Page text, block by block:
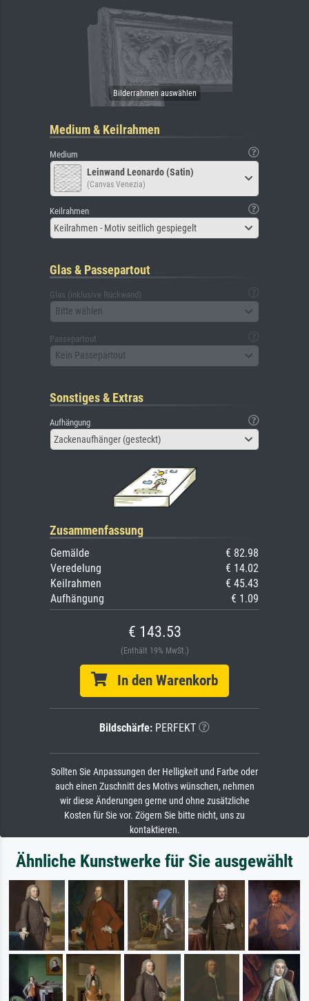
Medium & Keilrahmen
Medium
Leinwand Leonardo (Satin)
(Canvas Venezia)
Keilrahmen
Keilrahmen - Motiv seitlich gespiegelt
Glas & Passepartout
Glas (inklusive Rückwand)
Bitte wählen
Passepartout
Kein Passepartout
Sonstiges & Extras
Aufhängung
Zackenaufhänger (gesteckt)
Zusammenfassung
Gemälde
€ 82.98
Veredelung
€ 14.02
Keilrahmen
€ 45.43
Aufhängung
€ 1.09
€ 143.53
(Enthält 19% MwSt.)
In den Warenkorb
Bildschärfe: PERFEKT
Sollten Sie Anpassungen der Helligkeit und Farbe oder
auch einen Zuschnitt des Motivs wünschen, nehmen
wir diese Änderungen gerne und ohne zusätzliche
Kosten für Sie vor. Zögern Sie bitte nicht, uns zu
kontaktieren.
Ähnliche Kunstwerke für Sie ausgewählt